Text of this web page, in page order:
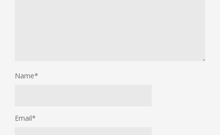
Name*
Email*